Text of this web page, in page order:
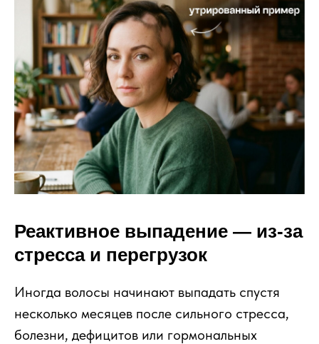
Реактивное выпадение — из-за
стресса и перегрузок
Иногда волосы начинают выпадать спустя
несколько месяцев после сильного стресса,
болезни, дефицитов или гормональных